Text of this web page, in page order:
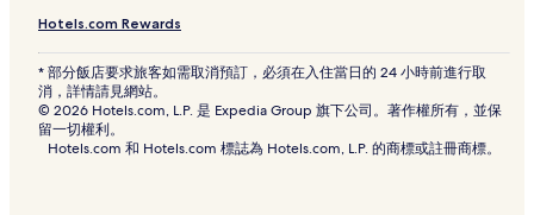
綠之丘公園附近的飯店
沖繩縣立武道館附近的飯店
東町飯店
Hotels.com Rewards
* 部分飯店要求旅客如需取消預訂，必須在入住當日的 24 小時前進行取
消，詳情請見網站。
© 2026 Hotels.com, L.P. 是 Expedia Group 旗下公司。著作權所有，並保
留一切權利。
Hotels.com 和 Hotels.com 標誌為 Hotels.com, L.P. 的商標或註冊商標。